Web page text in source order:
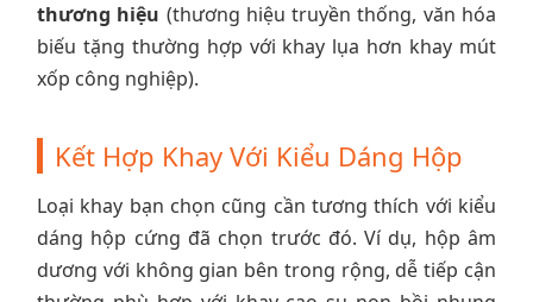
thương hiệu (thương hiệu truyền thống, văn hóa
biếu tặng thường hợp với khay lụa hơn khay mút
xốp công nghiệp).
Kết Hợp Khay Với Kiểu Dáng Hộp
Loại khay bạn chọn cũng cần tương thích với kiểu
dáng hộp cứng đã chọn trước đó. Ví dụ, hộp âm
dương với không gian bên trong rộng, dễ tiếp cận